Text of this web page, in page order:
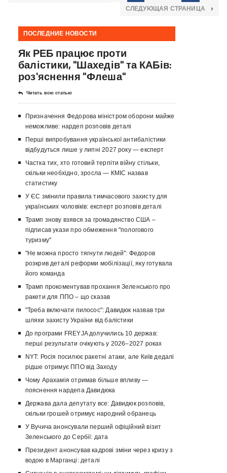
СЛЕДУЮЩАЯ СТРАНИЦА
ПОСЛЕДНИЕ НОВОСТИ
Як РЕБ працює проти
балістики, "Шахедів" та КАБів:
роз'яснення "Флеша"
Читать всю статью
Призначення Федорова міністром оборони майже
неможливе: нардеп розповів деталі
Перші випробування української антибалістики
відбудуться лише у липні 2027 року — експерт
Частка тих, хто готовий терпіти війну стільки,
скільки необхідно, зросла — КМІС назвав
статистику
У ЄС змінили правила тимчасового захисту для
українських чоловіків: експерт розповів деталі
Трамп знову взявся за громадянство США –
підписав укази про обмеження "пологового
туризму"
"Не можна просто тягнути людей": Федоров
розкрив деталі реформи мобілізації, яку готувала
його команда
Трамп прокоментував прохання Зеленського про
ракети для ППО – що сказав
"Треба включати пилосос": Давидюк назвав три
шляхи захисту України від балістики
До програми FREYJA долучились 10 держав:
перші результати очікують у 2026–2027 роках
NYT: Росія посилює ракетні атаки, але Київ дедалі
рідше отримує ППО від Заходу
Чому Арахамія отримав більше впливу —
пояснення нардепа Давидюка
Держава дала депутату все: Давидюк розповів,
скільки грошей отримує народний обранець
У Вучича анонсували перший офіційний візит
Зеленського до Сербії: дата
Президент анонсував кадрові зміни через кризу з
водою в Марганці: деталі